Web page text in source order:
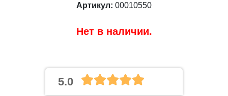
Артикул: 00010550
Нет в наличии.
5.0